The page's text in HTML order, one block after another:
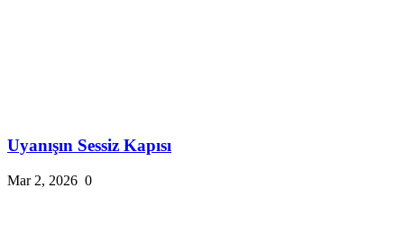
Uyanışın Sessiz Kapısı
Mar 2, 2026 0